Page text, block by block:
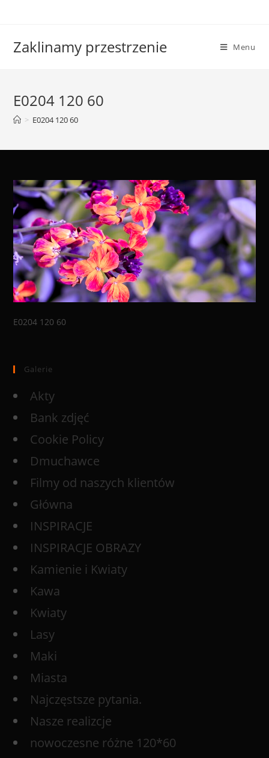
Zaklinamy przestrzenie Menu
E0204 120 60
> E0204 120 60
E0204 120 60
Galerie
Akty
Bank zdjęć
Cookie Policy
Dmuchawce
Filmy od naszych klientów
Główna
INSPIRACJE
INSPIRACJE OBRAZY
Kamienie i Kwiaty
Kawa
Kwiaty
Lasy
Maki
Miasta
Najczęstsze pytania.
Nasze realizcje
nowoczesne różne 120*60